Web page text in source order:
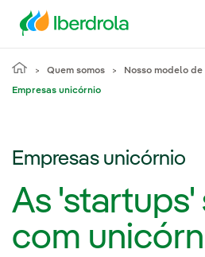
Quem somos Nosso modelo
Empresas unicórnio
Empresas unicórnio
As 'startups'
com